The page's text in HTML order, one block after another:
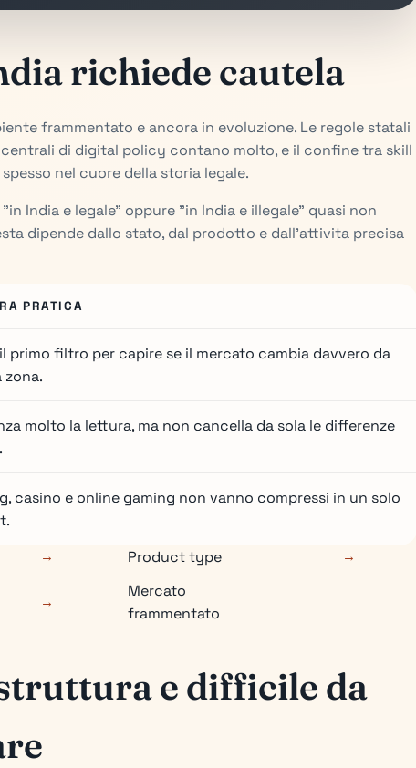
richiede cautela
frammentato e ancora in evoluzione. Le regole statali
di digital policy contano molto, e il confine tra skill
nel cuore della storia legale.
India e legale" oppure "in India e illegale" quasi non
dipende dallo stato, dal prodotto e dall'attivita precisa
PRATICA
primo filtro per capire se il mercato cambia davvero da
zona.
molto la lettura, ma non cancella da sola le differenze
casino e online gaming non vanno compressi in un solo
→ Product type →
→
Mercato
frammentato
e difficile da